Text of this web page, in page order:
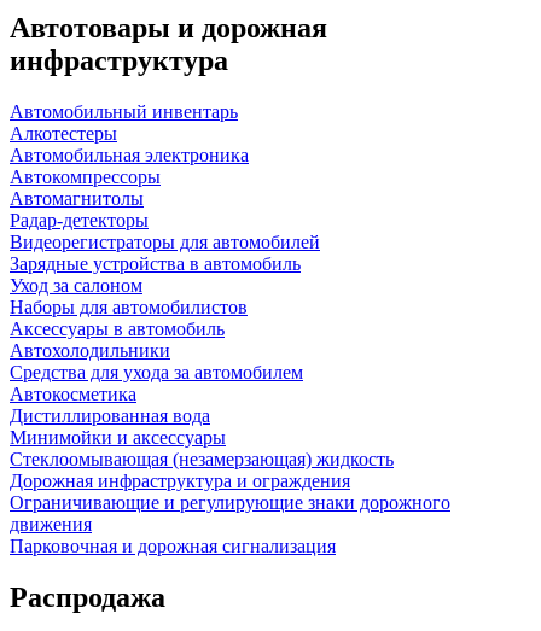
Автотовары и дорожная
инфраструктура
Автомобильный инвентарь
Алкотестеры
Автомобильная электроника
Автокомпрессоры
Автомагнитолы
Радар-детекторы
Видеорегистраторы для автомобилей
Зарядные устройства в автомобиль
Уход за салоном
Наборы для автомобилистов
Аксессуары в автомобиль
Автохолодильники
Средства для ухода за автомобилем
Автокосметика
Дистиллированная вода
Минимойки и аксессуары
Стеклоомывающая (незамерзающая) жидкость
Дорожная инфраструктура и ограждения
Ограничивающие и регулирующие знаки дорожного
движения
Парковочная и дорожная сигнализация
Распродажа